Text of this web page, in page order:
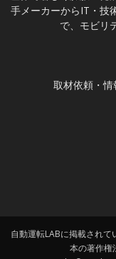
手メーカーからIT・技
で、モビリ
取材依頼・情
自動運転LABに掲載され
本の著作権